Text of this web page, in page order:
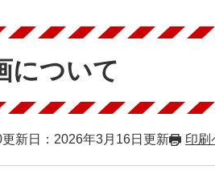
について
更新日：2026年3月16日更新 印刷